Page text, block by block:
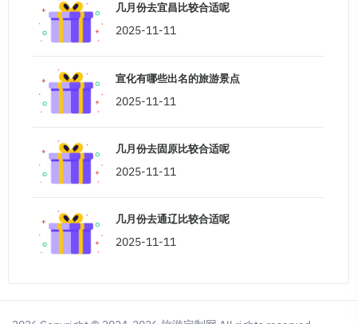
几月份去宜昌比较合适呢
2025-11-11
宣化有哪些出名的旅游景点
2025-11-11
几月份去固原比较合适呢
2025-11-11
几月份去通辽比较合适呢
2025-11-11